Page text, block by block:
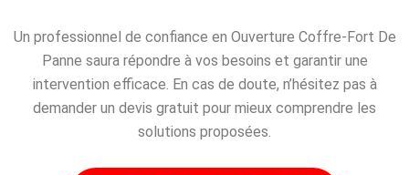
Un professionnel de confiance en Ouverture Coffre-Fort De
Panne saura répondre à vos besoins et garantir une
intervention efficace. En cas de doute, n’hésitez pas à
demander un devis gratuit pour mieux comprendre les
solutions proposées.